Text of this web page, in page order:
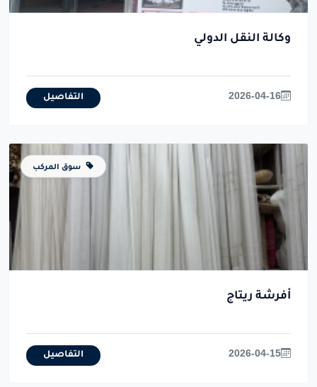
وكالة النقل الدولي
2026-04-16 التفاصيل
سوق المركب
أفرشة ريتاج
2026-04-15 التفاصيل